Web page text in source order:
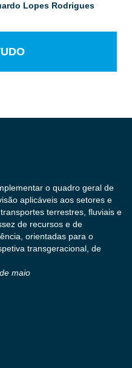
Lopes Rodrigues
o quadro geral de
aplicáveis aos setores e
terrestres, fluviais e
de recursos e de
orientadas para o
transgeracional, de
maio